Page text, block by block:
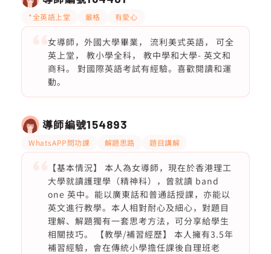
*全英語上堂 嚴格 有愛心
女導師，外國大學畢業， 流利美式英語， 可全
英上堂， 教小學全科， 教中學和大學- 英文和
商科。 對國際英語考試有經驗。喜歡閱讀和運
動。
導師編號154893
WhatsAPP問功課 解題思路 題目講解
【基本情況】 本人為女導師，現在於香港理工
大學就讀護理學（精神科），曾就讀 band
one 英中。能以廣東話和普通話授課，亦能以
英文進行教學。本人相對耐心及細心，對題目
理解、解題獨有一套思考方法，可分享給學生
相關技巧。 【教學/補習經歷】 本人擁有3.5年
補習經驗，會在傳統小學擔任課後自理班老